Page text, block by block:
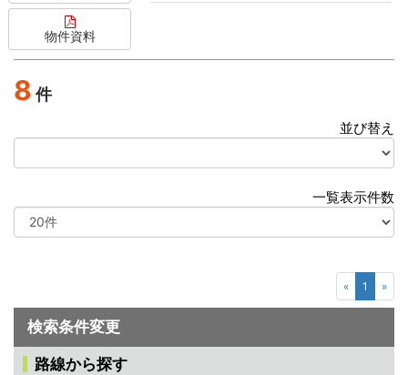
物件資料
8 件
並び替え
一覧表示件数
« 1 »
検索条件変更
路線から探す